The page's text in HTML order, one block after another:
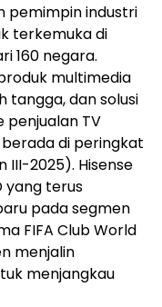
pemimpin industri
terkemuka di
160 negara.
multimedia
tangga, dan solusi
penjualan TV
berada di peringkat
III-2025). Hisense
yang terus
pada segmen
FIFA Club World
menjalin
menjangkau